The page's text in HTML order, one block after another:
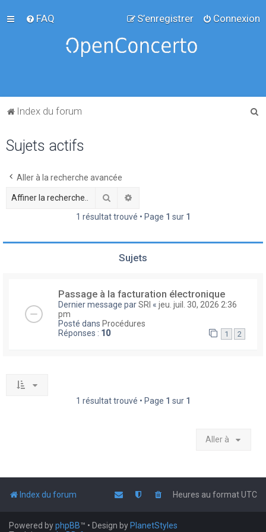
FAQ Connexion
S’enregistrer
Index du forum
e
Sujets actifs
Aller à la recherche avancée
Rechercher
1 résultat trouvé • Page 1 sur 1
Sujets
Passage à la facturation électronique
Dernier message parSRI « jeu. juil. 30, 2026 2:36
pm
Posté dans Procédures
Réponses : 10 1 2
1 résultat trouvé • Page 1 sur 1
Aller à
Index du forum Heures au formatUTC
Powered byphpBB™ • Design by PlanetStyles